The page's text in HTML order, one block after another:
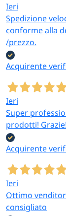
Ieri
Spedizione
conforme alla
/prezzo.
Acquirente
Ieri
Super
prodotti! Grazie!
Acquirente
Ieri
Ottimo
consigliato